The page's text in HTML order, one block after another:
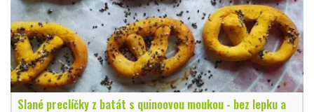
Slané preclíčky z batát s quinoovou moukou - bez lepku a